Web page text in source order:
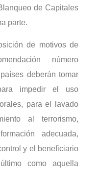
de Capitales
parte.
de motivos de
número
deberán tomar
impedir el uso
para el lavado
al terrorismo,
adecuada,
y el beneficiario
como aquella